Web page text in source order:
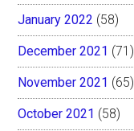
January 2022 (58)
December 2021 (71)
November 2021 (65)
October 2021 (58)